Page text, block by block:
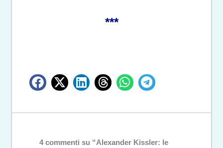
***
4 commenti su “Alexander Kissler: le